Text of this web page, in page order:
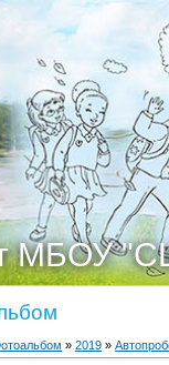
МБОУ
» 2019 »